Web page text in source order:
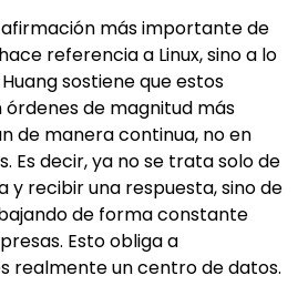
más importante de
referencia a Linux, sino a lo
sostiene que estos
de magnitud más
de manera continua, no en
Es decir, ya no se trata solo de
y recibir una respuesta, sino de
de forma constante
Esto obliga a
realmente un centro de datos.